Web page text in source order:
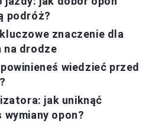
podróż?
znaczenie dla
na drodze
wiedzieć przed
jak uniknąć
opon?